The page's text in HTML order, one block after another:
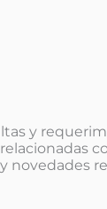
y
novedades